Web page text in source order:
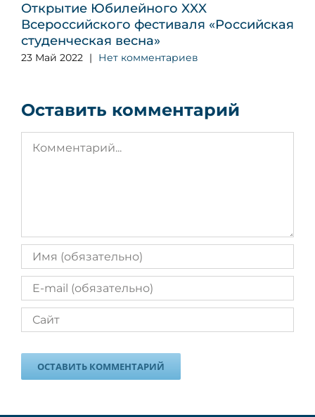
Открытие Юбилейного XXX
Всероссийского фестиваля «Российская
студенческая весна»
23 Май 2022 | Нет комментариев
Оставить комментарий
Комментарий